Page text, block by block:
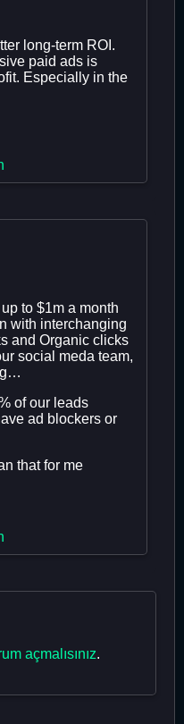
long-term ROI.
paid ads is
Especially in the
to $1m a month
with interchanging
and Organic clicks
social meda team,
of our leads
ad blockers or
that for me
açmalısınız.